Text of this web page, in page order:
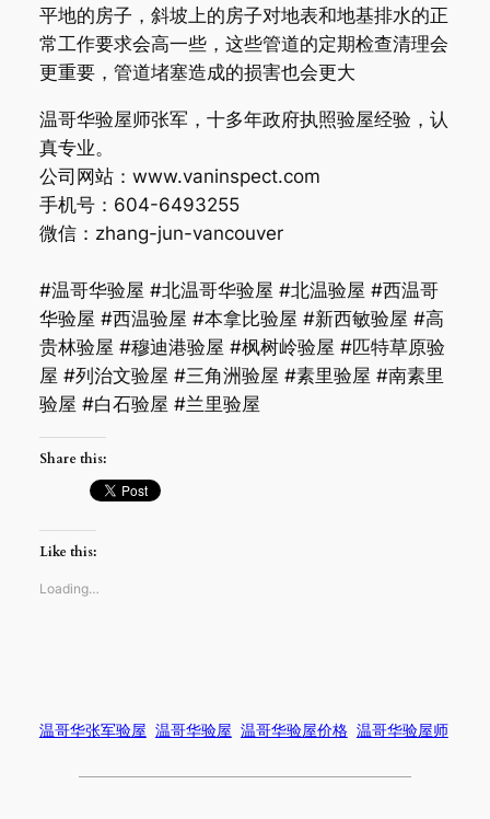
平地的房子，斜坡上的房子对地表和地基排水的正
常工作要求会高一些，这些管道的定期检查清理会
更重要，管道堵塞造成的损害也会更大
温哥华验屋师张军，十多年政府执照验屋经验，认
真专业。
公司网站：www.vaninspect.com
手机号：604-6493255
微信：zhang-jun-vancouver
#温哥华验屋 #北温哥华验屋 #北温验屋 #西温哥
华验屋 #西温验屋 #本拿比验屋 #新西敏验屋 #高
贵林验屋 #穆迪港验屋 #枫树岭验屋 #匹特草原验
屋 #列治文验屋 #三角洲验屋 #素里验屋 #南素里
验屋 #白石验屋 #兰里验屋
Share this:
Like this:
Loading…
温哥华张军验屋 温哥华验屋 温哥华验屋价格 温哥华验屋师